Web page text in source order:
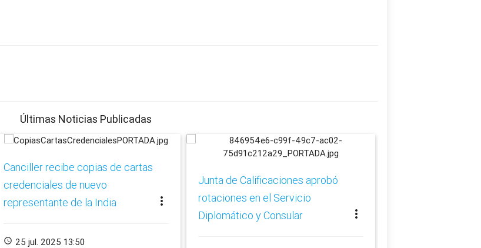
Últimas Noticias Publicadas
Canciller recibe copias de cartas
credenciales de nuevo
representante de la India
more_vert
schedule 25 jul. 2025 13:50
Junta de Calificaciones aprobó
rotaciones en el Servicio
Diplomático y Consular
more_vert